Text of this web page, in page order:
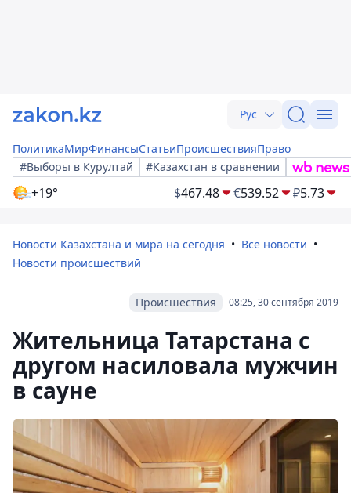
Рус
ПолитикаМирФинансыСтатьиПроисшествияПраво
#Выборы в Курултай
#Казахстан в сравнении
+19° $467.48 €539.52 ₽5.73
Новости Казахстана и мира на сегодня
Все новости
Новости происшествий
08:25, 30 сентября 2019
Происшествия
Жительница Татарстана с
другом насиловала мужчин
в сауне